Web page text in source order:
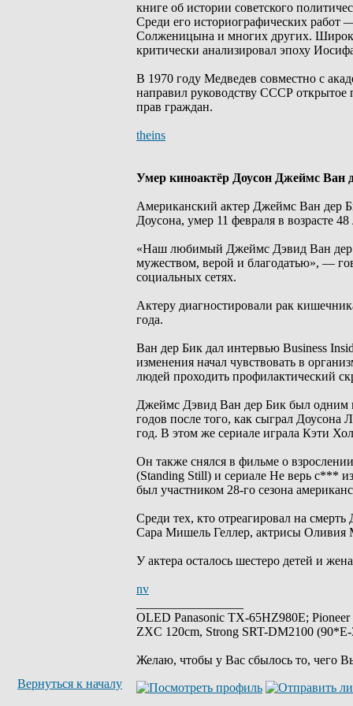
книге об истории советского
Среди его историографических
Солженицына и многих других.
критически анализировал эпоху
В 1970 году Медведев совместно с
направил руководству СССР
прав граждан.
theins
Умер киноактёр Доусон Джеймс Ван
Американский актер Джеймс Ван дер
Доусона, умер 11 февраля в возрасте
«Наш любимый Джеймс Дэвид Ван дер
мужеством, верой и благодатью», —
социальных сетях.
Актеру диагностировали рак
года.
Ван дер Бик дал интервью Business
изменения начал чувствовать в
людей проходить профилактический
Джеймс Дэвид Ван дер Бик был одним
годов после того, как сыграл Доусона
год. В этом же сериале играла Кэти
Он также снялся в фильме о
(Standing Still) и сериале Не верь с***
был участником 28-го сезона
Среди тех, кто отреагировал на
Сара Мишель Геллер, актрисы
У актера осталось шестеро детей и
nv
OLED Panasonic TX-65HZ980E;
ZXC 120cm, Strong SRT-DM2100
Желаю, чтобы у Вас сбылось то, чего
Вернуться к началу